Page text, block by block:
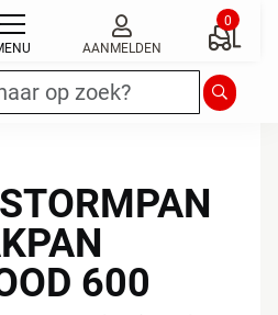
naar
de
inhoud
AANMELDEN
0
Zoeken
600